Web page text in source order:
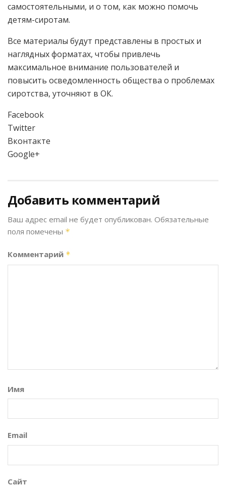
самостоятельными, и о том, как можно помочь
детям-сиротам.
Все материалы будут представлены в простых и
наглядных форматах, чтобы привлечь
максимальное внимание пользователей и
повысить осведомленность общества о проблемах
сиротства, уточняют в ОК.
Facebook
Twitter
Вконтакте
Google+
Добавить комментарий
Ваш адрес email не будет опубликован. Обязательные
поля помечены *
Комментарий *
Имя
Email
Сайт